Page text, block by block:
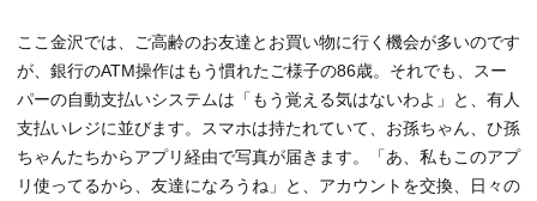
ここ金沢では、ご高齢のお友達とお買い物に行く機会が多いのです
が、銀行のATM操作はもう慣れたご様子の86歳。それでも、スー
パーの自動支払いシステムは「もう覚える気はないわよ」と、有人
支払いレジに並びます。スマホは持たれていて、お孫ちゃん、ひ孫
ちゃんたちからアプリ経由で写真が届きます。「あ、私もこのアプ
リ使ってるから、友達になろうね」と、アカウントを交換、日々の